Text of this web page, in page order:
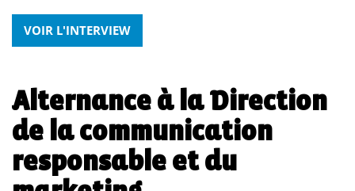
VOIR L'INTERVIEW
Alternance à la Direction
de la communication
responsable et du